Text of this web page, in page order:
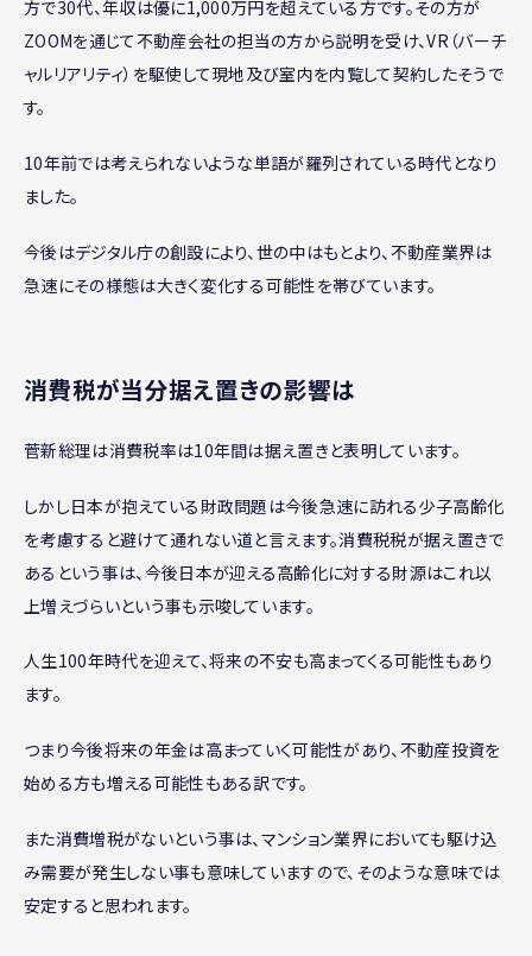
方で30代、年収は優に1,000万円を超えている方です。その方が
ZOOMを通じて不動産会社の担当の方から説明を受け、VR（バーチ
ャルリアリティ）を駆使して現地及び室内を内覧して契約したそうで
す。
10年前では考えられないような単語が羅列されている時代となり
ました。
今後はデジタル庁の創設により、世の中はもとより、不動産業界は
急速にその様態は大きく変化する可能性を帯びています。
消費税が当分据え置きの影響は
菅新総理は消費税率は10年間は据え置きと表明しています。
しかし日本が抱えている財政問題は今後急速に訪れる少子高齢化
を考慮すると避けて通れない道と言えます。消費税税が据え置きで
あるという事は、今後日本が迎える高齢化に対する財源はこれ以
上増えづらいという事も示唆しています。
人生100年時代を迎えて、将来の不安も高まってくる可能性もあり
ます。
つまり今後将来の年金は高まっていく可能性があり、不動産投資を
始める方も増える可能性もある訳です。
また消費増税がないという事は、マンション業界においても駆け込
み需要が発生しない事も意味していますので、そのような意味では
安定すると思われます。